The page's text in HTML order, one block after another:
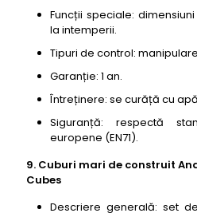
Funcții speciale:
la intemperii.
Tipuri de control:
Garanție: 1 an.
Întreținere: se curăță cu
Siguranță: respectă
europene (EN71).
9. Cuburi mari de construit
Cubes
Descriere generală: set